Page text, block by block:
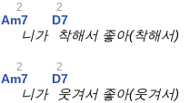
Am7
2
니가
D7
2
착해서 좋아(착해서)
Am7
2
니가
D7
2
웃겨서 좋아(웃겨서)